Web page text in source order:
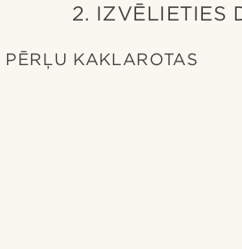
2. IZVĒLIETIES
PĒRĻU KAKLAROTAS